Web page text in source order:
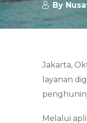
By
Jakarta,
layanan
Melalui